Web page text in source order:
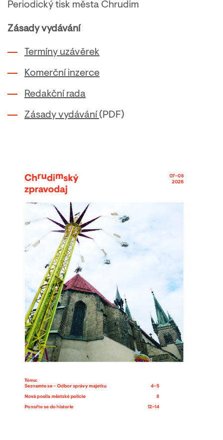
Periodický tisk města Chrudim
Zásady vydávání
Termíny uzávěrek
Komerční inzerce
Redakční rada
Zásady vydávání (PDF)